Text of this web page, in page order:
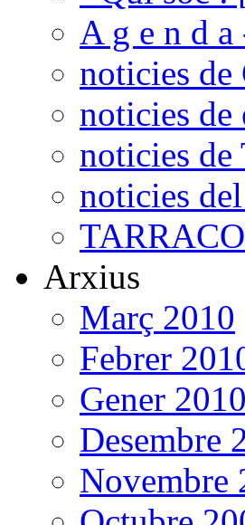
A g e n d
noticies
noticies de
noticies
noticies
Arxius
Març 2010
Febrer
Gener 2010
Desembre
Novembre